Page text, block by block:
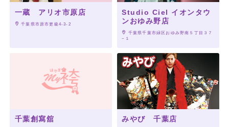
一蔵 アリオ市原店
千葉県市原市更級4-3-2
Studio Ciel イオンタウ
ンおゆみ野店
千葉県千葉市緑区おゆみ野南５丁目３７
−１
千葉創寫舘 みやび 千葉店